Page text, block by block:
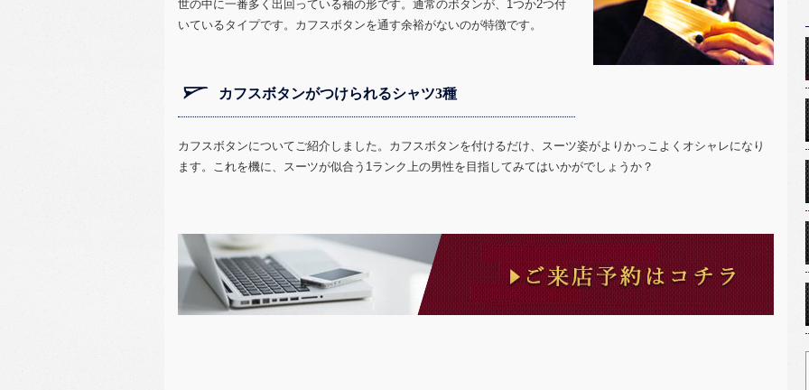
世の中に一番多く出回っている袖の形です。通常のボタンが、1つか2つ付
いているタイプです。カフスボタンを通す余裕がないのが特徴です。
カフスボタンがつけられるシャツ3種
カフスボタンについてご紹介しました。カフスボタンを付けるだけ、スーツ姿がよりかっこよくオシャレになり
ます。これを機に、スーツが似合う1ランク上の男性を目指してみてはいかがでしょうか？